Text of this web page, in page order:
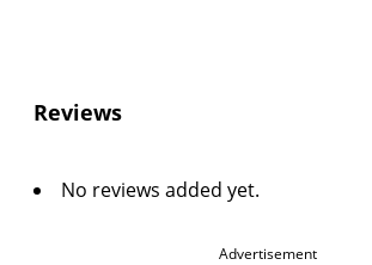
Reviews
No reviews added yet.
Advertisement